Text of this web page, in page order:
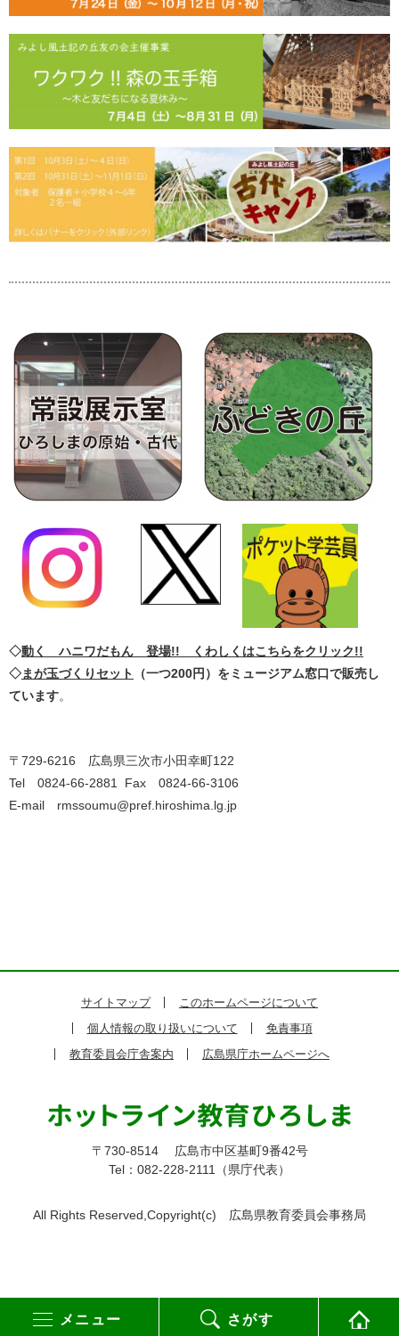
メニュー さがす
◇動く ハニワだもん 登場!! くわしくはこちらをクリック!!
◇まが玉づくりセット
（一つ200円）をミュージアム窓口で販売し
ています。
〒729-6216 広島県三次市小田幸町122
Tel 0824-66-2881 Fax 0824-66-3106
E-mail rmssoumu@pref.hiroshima.lg.jp
サイトマップ
このホームページについて
個人情報の取り扱いについて
免責事項
教育委員会庁舎案内
広島県庁ホームページへ
〒730-8514
広島市中区基町9番42号
Tel：082-228-2111（県庁代表）
All Rights Reserved,Copyright(c) 広島県教育委員会事務局